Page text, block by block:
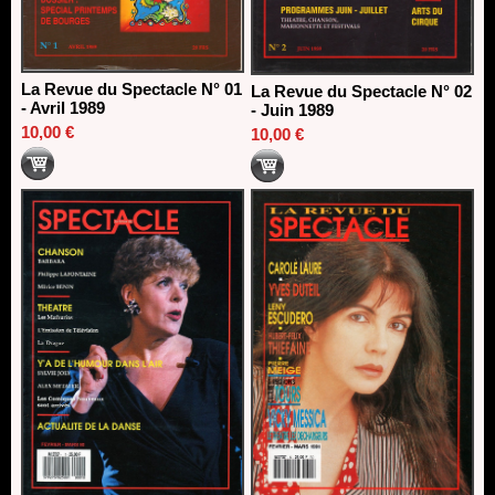
La Revue du Spectacle N° 01
- Avril 1989
10,00 €
La Revue du Spectacle N° 02
- Juin 1989
10,00 €